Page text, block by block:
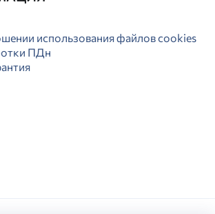
использования файлов cookies
ПДн